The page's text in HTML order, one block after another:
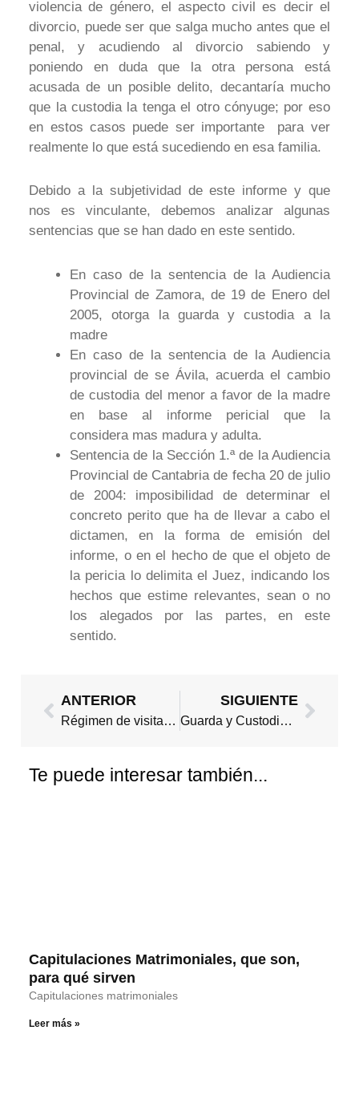
violencia de género, el aspecto civil es decir el
divorcio, puede ser que salga mucho antes que el
penal, y acudiendo al divorcio sabiendo y
poniendo en duda que la otra persona está
acusada de un posible delito, decantaría mucho
que la custodia la tenga el otro cónyuge; por eso
en estos casos puede ser importante para ver
realmente lo que está sucediendo en esa familia.
Debido a la subjetividad de este informe y que
nos es vinculante, debemos analizar algunas
sentencias que se han dado en este sentido.
En caso de la sentencia de la Audiencia
Provincial de Zamora, de 19 de Enero del
2005, otorga la guarda y custodia a la
madre
En caso de la sentencia de la Audiencia
provincial de se Ávila, acuerda el cambio
de custodia del menor a favor de la madre
en base al informe pericial que la
considera mas madura y adulta.
Sentencia de la Sección 1.ª de la Audiencia
Provincial de Cantabria de fecha 20 de julio
de 2004: imposibilidad de determinar el
concreto perito que ha de llevar a cabo el
dictamen, en la forma de emisión del
informe, o en el hecho de que el objeto de
la pericia lo delimita el Juez, indicando los
hechos que estime relevantes, sean o no
los alegados por las partes, en este
sentido.
AntANTERIOR
Régimen de visitas de los padres
SIGUIENTE
Guarda y Custodia Compartida
Te puede interesar también...
Capitulaciones Matrimoniales, que son,
para qué sirven
Capitulaciones matrimoniales
Leer más »